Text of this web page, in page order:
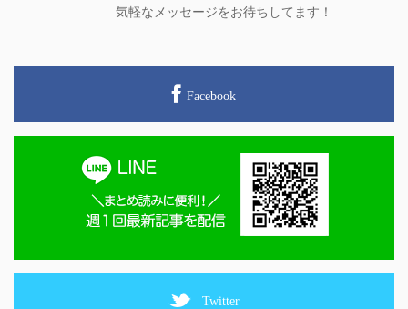
気軽なメッセージをお待ちしてます！
Facebook
Twitter